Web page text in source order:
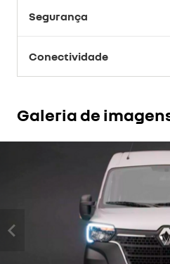
Segurança
Conectividade
Galeria de